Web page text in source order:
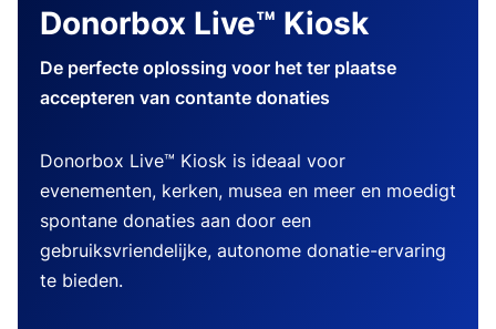
Donorbox Live™ Kiosk
De perfecte oplossing voor het ter plaatse
accepteren van contante donaties
Donorbox Live™ Kiosk is ideaal voor
evenementen, kerken, musea en meer en moedigt
spontane donaties aan door een
gebruiksvriendelijke, autonome donatie-ervaring
te bieden.